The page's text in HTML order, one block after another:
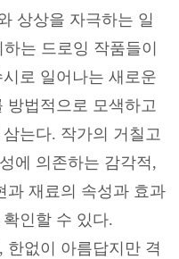
상상을 자극하는 일
는 드로잉 작품들이
로 일어나는 새로운
방법적으로 모색하고
는다. 작가의 거칠고
에 의존하는 감각적,
과 재료의 속성과 효과
인할 수 있다.
, 한없이 아름답지만 격